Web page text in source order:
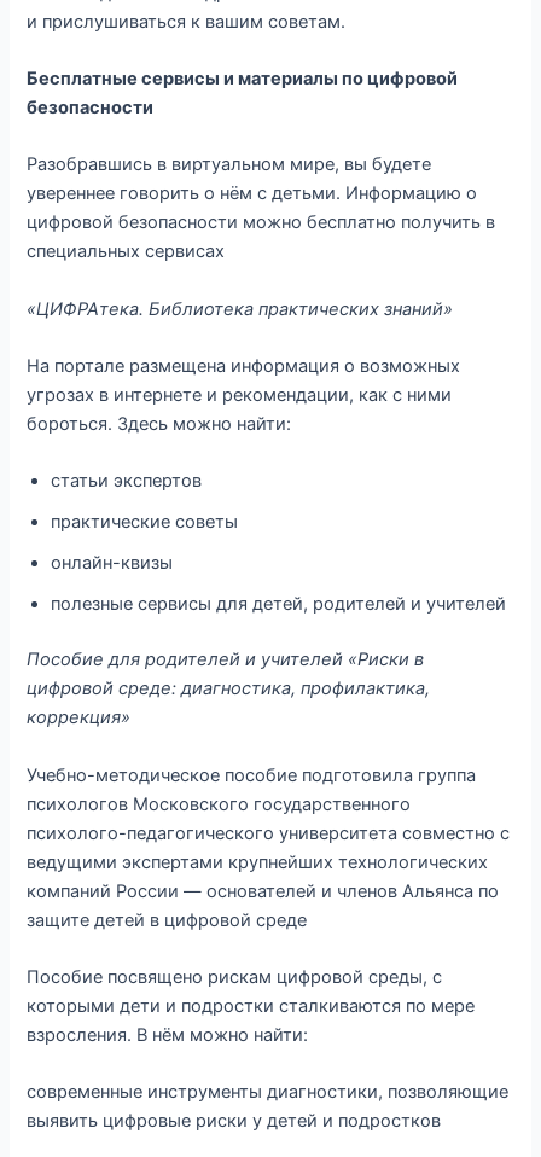
и прислушиваться к вашим советам.
Бесплатные сервисы и материалы по цифровой
безопасности
Разобравшись в виртуальном мире, вы будете
увереннее говорить о нём с детьми. Информацию о
цифровой безопасности можно бесплатно получить в
специальных сервисах
«ЦИФРАтека. Библиотека практических знаний»
На портале размещена информация о возможных
угрозах в интернете и рекомендации, как с ними
бороться. Здесь можно найти:
статьи экспертов
практические советы
онлайн-квизы
полезные сервисы для детей, родителей и учителей
Пособие для родителей и учителей «Риски в
цифровой среде: диагностика, профилактика,
коррекция»
Учебно-методическое пособие подготовила группа
психологов Московского государственного
психолого-педагогического университета совместно с
ведущими экспертами крупнейших технологических
компаний России — основателей и членов Альянса по
защите детей в цифровой среде
Пособие посвящено рискам цифровой среды, с
которыми дети и подростки сталкиваются по мере
взросления. В нём можно найти:
современные инструменты диагностики, позволяющие
выявить цифровые риски у детей и подростков